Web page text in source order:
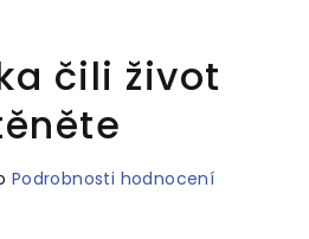
čili život
Podrobnosti hodnocení